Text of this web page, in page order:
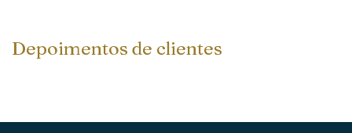
Depoimentos de clientes